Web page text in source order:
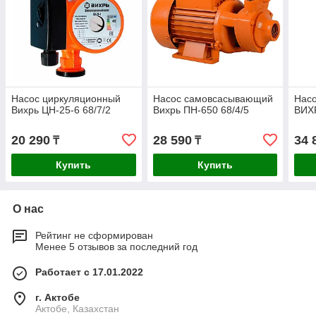
Насос циркуляционный
Вихрь ЦН-25-6 68/7/2
20 290 ₸
Купить
Насос самовсасывающий
Вихрь ПН-650 68/4/5
28 590₸
Купить
34
О нас
Рейтинг не сформирован
Менее 5 отзывов за последний год
Работает с 17.01.2022
г. Актобе
Актобе, Казахстан